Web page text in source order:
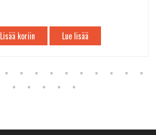
Lisää koriin Lue lisää